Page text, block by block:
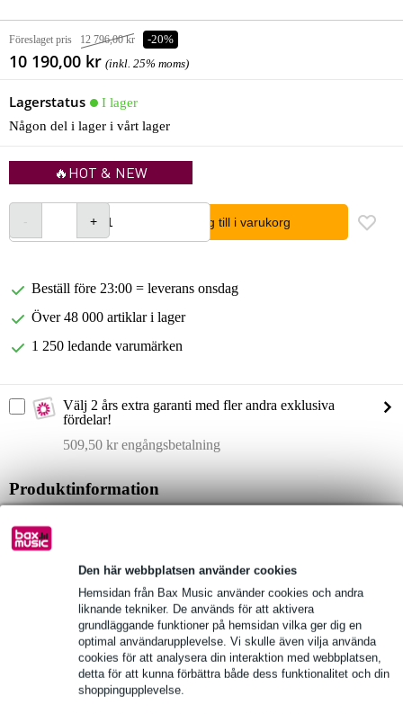
Den här webbplatsen använder cookies
Hemsidan från Bax Music använder cookies och andra
liknande tekniker. De används för att aktivera
grundläggande funktioner på hemsidan vilka ger dig en
optimal användarupplevelse. Vi skulle även vilja använda
cookies för att analysera din interaktion med webbplatsen,
detta för att kunna förbättra både dess funktionalitet och din
shoppingupplevelse.
Föreslaget pris 12 796,00 kr -20%
10 190,00 kr (inkl. 25% moms)
Lagerstatus
I lager
Någon del i lager i vårt lager
🔥HOT & NEW
lägg till i varukorg
Beställ före 23:00 = leverans onsdag
Över 48 000 artiklar i lager
1 250 ledande varumärken
Välj 2 års extra garanti med fler andra exklusiva
fördelar!
509,50 kr engångsbetalning
Produktinformation
digital mixer med videogränssnitt
Fullständiga specifikationer
Se även (1)